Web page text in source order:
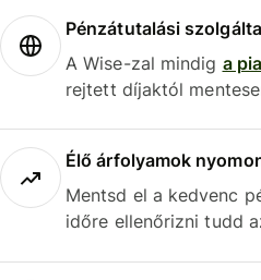
Pénzátutalási
A Wise-zal mindig a
rejtett díjaktól
Élő árfolyamok
Mentsd el a kedvenc
időre ellenőrizni tudd